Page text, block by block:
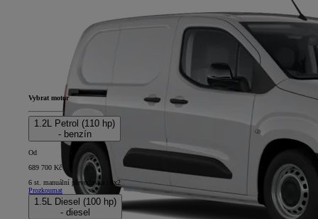
Vybrat motor
1.2L Petrol (110 hp)
- benzín
Od
689 700 Kč
6 st. manuální převodovka | 4x2
Prozkoumat
1.5L Diesel (100 hp)
- diesel